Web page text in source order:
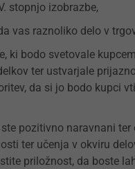
stopnjo izobrazbe,
vas raznoliko delo v
ki bodo svetovale
ter ustvarjale
da si jo bodo kupci
pozitivno naravnani ter
ter učenja v okviru
priložnost, da boste